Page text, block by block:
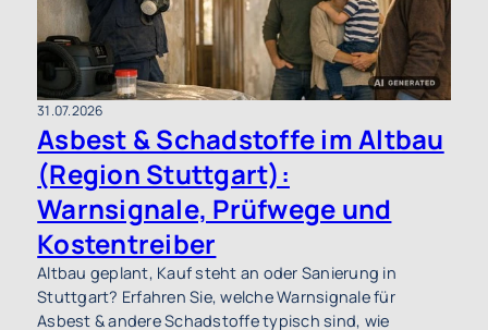
31.07.2026
Asbest & Schadstoffe im Altbau
(Region Stuttgart):
Warnsignale, Prüfwege und
Kostentreiber
Altbau geplant, Kauf steht an oder Sanierung in
Stuttgart? Erfahren Sie, welche Warnsignale für
Asbest & andere Schadstoffe typisch sind, wie